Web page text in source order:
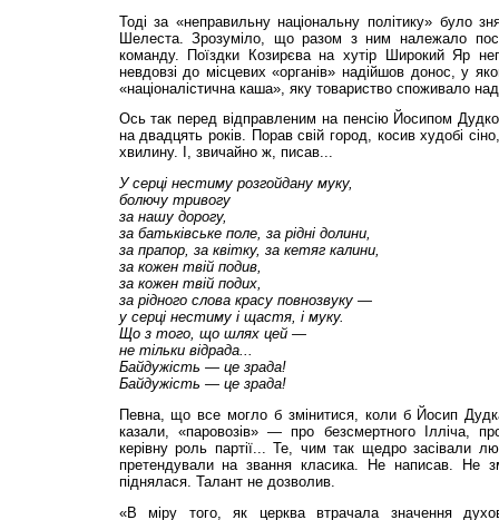
Тоді за «неправильну національну політику» було
Шелеста. Зрозуміло, що разом з ним належало
команду. Поїздки Козирєва на хутір Широкий Яр
невдовзі до місцевих «органів» надійшов донос, у
«націоналістична каша», яку товариство споживало
Ось так перед відправленим на пенсію Йосипом
на двадцять років. Порав свій город, косив худобі
хвилину. І, звичайно ж, писав...
У серці нестиму розгойдану муку,
болючу тривогу
за нашу дорогу,
за батьківське поле, за рідні долини,
за прапор, за квітку, за кетяг калини,
за кожен твій подив,
за кожен твій подих,
за рідного слова красу повнозвуку —
у серці нестиму і щастя, і муку.
Що з того, що шлях цей —
не тільки відрада...
Байдужість — це зрада!
Байдужість — це зрада!
Певна, що все могло б змінитися, коли б Йосип
казали, «паровозів» — про безсмертного Ілліча,
керівну роль партії... Те, чим так щедро засівали
претендували на звання класика. Не написав. Не
піднялася. Талант не дозволив.
«В міру того, як церква втрачала значення